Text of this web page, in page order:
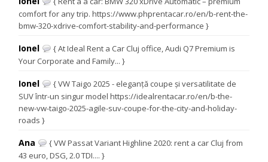
comfort for any trip. https://www.phprentacar.ro/en/b-rent-the-
bmw-320-xdrive-comfort-stability-and-performance }
Ionel
{ At Ideal Rent a Car Cluj office, Audi Q7 Premium is
Your Corporate and Family... }
Ionel
{ VW Taigo 2025 - eleganță coupe și versatilitate de
SUV într-un singur model https://idealrentacar.ro/en/b-the-
new-vw-taigo-2025-agile-suv-coupe-for-the-city-and-holiday-
roads }
Ana
{ VW Passat Variant Highline 2020: rent a car Cluj from
43 euro, DSG, 2.0 TDI.... }